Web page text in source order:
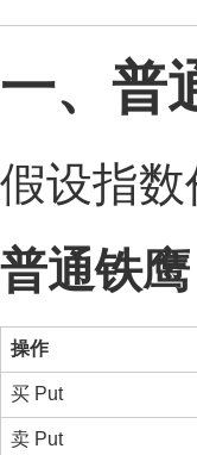
一、普
假设指数
普通铁鹰
操作
买 Put
卖 Put